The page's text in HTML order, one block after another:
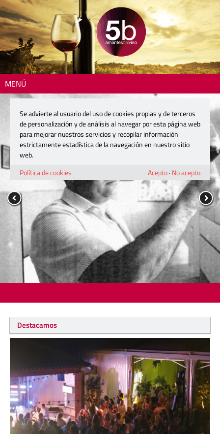
MENÚ
Destacamos
Se advierte al usuario del uso de cookies propias y de terceros
de personalización y de análisis al navegar por esta página web
para mejorar nuestros servicios y recopilar información
estrictamente estadística de la navegación en nuestro sitio
web.
Política de cookies
Acepto· No acepto